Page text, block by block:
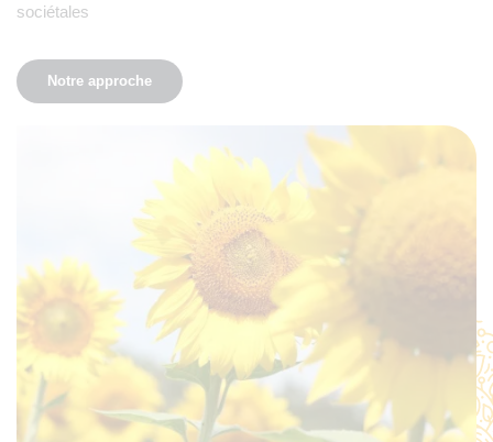
sociétales
Notre approche